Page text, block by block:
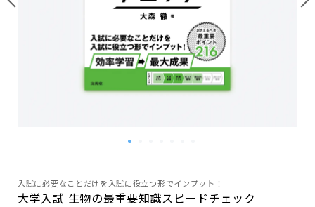
入試に必要なことだけを入試に役立つ形でインプット！
大学入試 生物の最重要知識スピードチェック